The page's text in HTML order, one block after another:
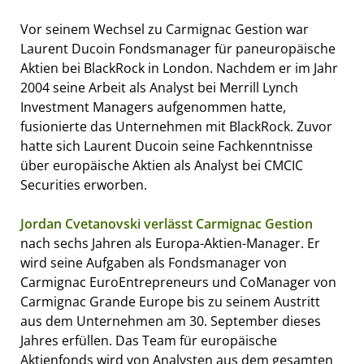
Vor seinem Wechsel zu Carmignac Gestion war
Laurent Ducoin Fondsmanager für paneuropäische
Aktien bei BlackRock in London. Nachdem er im Jahr
2004 seine Arbeit als Analyst bei Merrill Lynch
Investment Managers aufgenommen hatte,
fusionierte das Unternehmen mit BlackRock. Zuvor
hatte sich Laurent Ducoin seine Fachkenntnisse
über europäische Aktien als Analyst bei CMCIC
Securities erworben.
Jordan Cvetanovski verlässt Carmignac Gestion
nach sechs Jahren als Europa-Aktien-Manager. Er
wird seine Aufgaben als Fondsmanager von
Carmignac EuroEntrepreneurs und CoManager von
Carmignac Grande Europe bis zu seinem Austritt
aus dem Unternehmen am 30. September dieses
Jahres erfüllen. Das Team für europäische
Aktienfonds wird von Analysten aus dem gesamten